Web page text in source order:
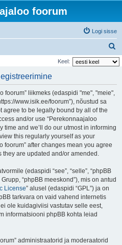
foorum
Logi sisse
t
Keel:
foorum” liikmeks (edaspidi "me", "meie",
www.isik.ee/foorum”), nõustud sa
agree to be legally bound by all of the
and/or use “Perekonnaajaloo
time and we’ll do our utmost in informing
this regularly yourself as your
foorum” after changes mean you agree
they are updated and/or amended.
(edaspidi “see”, “selle”, “phpBB
“phpBB meeskond”), mis on antud
License” alusel (edaspidi “GPL”) ja on
tarkvara on vaid vahend internetis
ole kuidagiviisi vastutav selle eest,
informatsiooni phpBB kohta leiad
administraatorid ja moderaatorid